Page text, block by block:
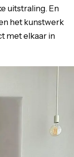
uitstraling. En
het kunstwerk
met elkaar in